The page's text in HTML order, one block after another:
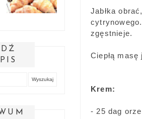
Jabłka
zgęstnieje.
Ciepłą
Krem:
- 25 dag